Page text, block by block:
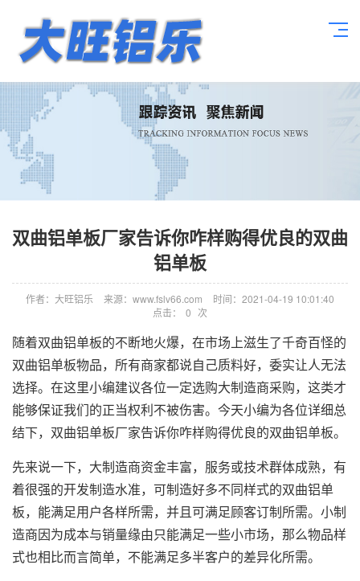
双曲铝单板厂家告诉你咋样购得优良的双曲
铝单板
作者：大旺铝乐 来源：www.fslv66.com
时间：2021-04-19 10:01:40
点击：
0 次
随着双曲铝单板的不断地火爆，在市场上滋生了千奇百怪的
双曲铝单板物品，所有商家都说自己质料好，委实让人无法
选择。在这里小编建议各位一定选购大制造商采购，这类才
能够保证我们的正当权利不被伤害。今天小编为各位详细总
结下，双曲铝单板厂家告诉你咋样购得优良的双曲铝单板。
先来说一下，大制造商资金丰富，服务或技术群体成熟，有
着很强的开发制造水准，可制造好多不同样式的双曲铝单
板，能满足用户各样所需，并且可满足顾客订制所需。小制
造商因为成本与销量缘由只能满足一些小市场，那么物品样
式也相比而言简单，不能满足多半客户的差异化所需。